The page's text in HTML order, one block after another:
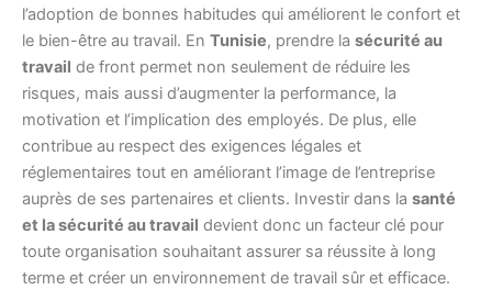
l’adoption de bonnes habitudes qui améliorent le confort et
le bien-être au travail. En Tunisie, prendre la sécurité au
travail de front permet non seulement de réduire les
risques, mais aussi d’augmenter la performance, la
motivation et l’implication des employés. De plus, elle
contribue au respect des exigences légales et
réglementaires tout en améliorant l’image de l’entreprise
auprès de ses partenaires et clients. Investir dans la santé
et la sécurité au travail devient donc un facteur clé pour
toute organisation souhaitant assurer sa réussite à long
terme et créer un environnement de travail sûr et efficace.